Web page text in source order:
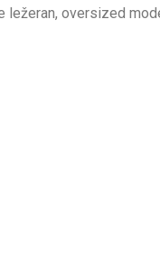
ležeran, oversized